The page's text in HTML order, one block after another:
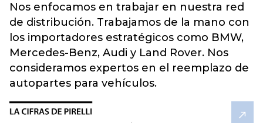
Nos enfocamos en trabajar en nuestra red
de distribución. Trabajamos de la mano con
los importadores estratégicos como BMW,
Mercedes-Benz, Audi y Land Rover. Nos
consideramos expertos en el reemplazo de
autopartes para vehículos.